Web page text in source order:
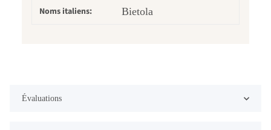
Noms italiens: Bietola
Évaluations